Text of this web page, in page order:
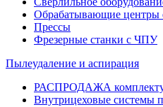
Обрабатывающие
Прессы
Фрезерные станки с ЧПУ
Пылеудаление и аспирация
РАСПРОДАЖА
Внутрицеховые системы